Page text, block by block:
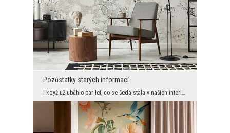
Pozůstatky starých informací
I když už uběhlo pár let, co se šedá stala v našich interiérech módou, je třeba přiznat, že je st...